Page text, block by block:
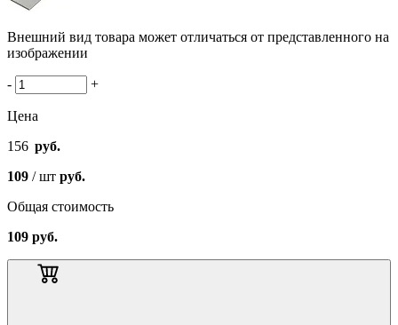
Внешний вид товара может отличаться от представленного на
изображении
- +
Цена
156 руб.
109 / шт руб.
Общая стоимость
109 руб.